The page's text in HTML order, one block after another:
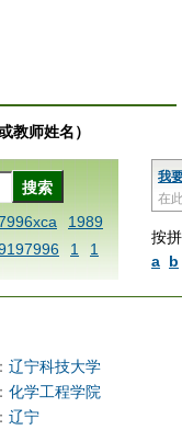
教师姓名）
我
在
按
a b
1989
1
1
meth
1dfbset
1printdfb
辽宁科技大学
化学工程学院
辽宁